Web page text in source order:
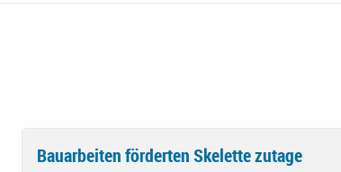
Bauarbeiten förderten Skelette zutage